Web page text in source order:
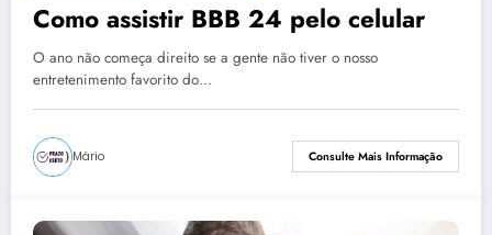
Como assistir BBB 24 pelo celular
O ano não começa direito se a gente não tiver o nosso
entretenimento favorito do…
Mário Consulte Mais Informação